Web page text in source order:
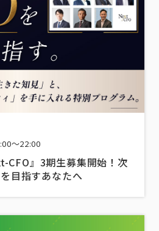
～22:00
CFO』3期生募集開始！次
目指すあなたへ